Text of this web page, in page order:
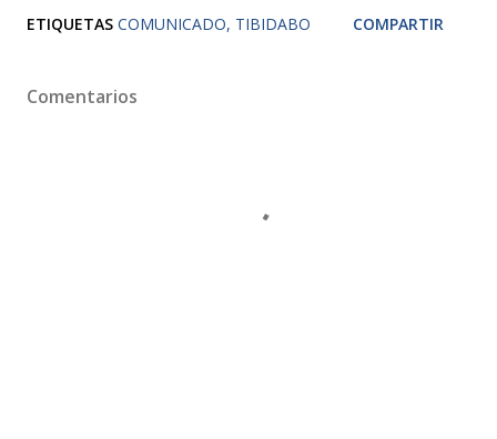
ETIQUETAS COMUNICADO TIBIDABO COMPARTIR
Comentarios